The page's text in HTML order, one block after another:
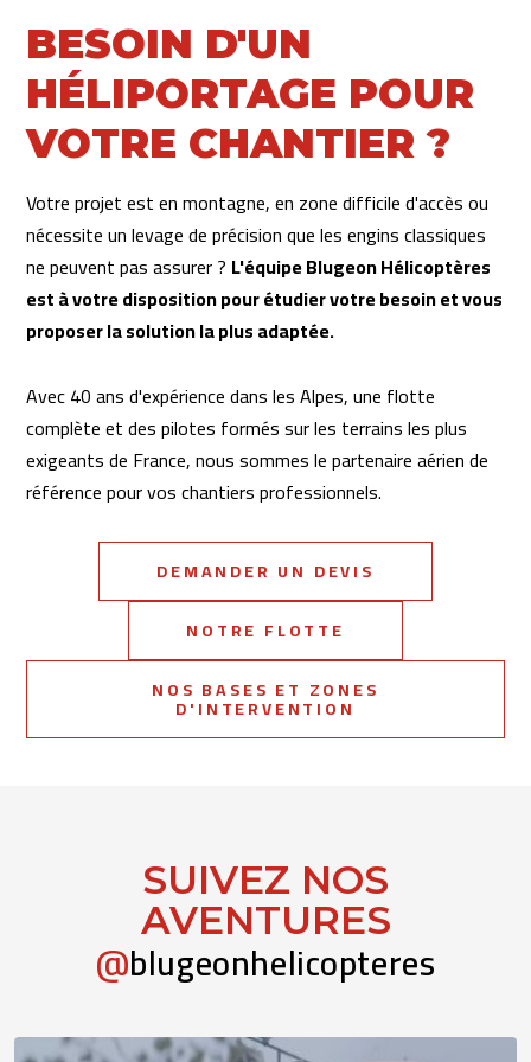
Contactez directement Blugeon Hélicoptères par téléphone
au04 50 75 99 15ou au06 11 18 18 74
Une visite de chantier peut être organisée rapidement pour
les projets complexes. Plus tôt vous nous contactez, mieux
nous pouvons intégrer votre planning dans notre calendrier
BESOIN D'UN
HÉLIPORTAGE POUR
VOTRE CHANTIER ?
Votre projet est en montagne, en zone difficile d'accès ou
nécessite un levage de précision que les engins classiques
ne peuvent pas assurer ? L'équipe Blugeon Hélicoptères
est à votre disposition pour étudier votre besoin et vous
proposer la solution la plus adaptée.
Avec 40 ans d'expérience dans les Alpes, une flotte
complète et des pilotes formés sur les terrains les plus
exigeants de France, nous sommes le partenaire aérien de
référence pour vos chantiers professionnels.
DEMANDER UN DEVIS
NOTRE FLOTTE
NOS BASES ET ZONES
D'INTERVENTION
SUIVEZ NOS
AVENTURES
@blugeonhelicopteres